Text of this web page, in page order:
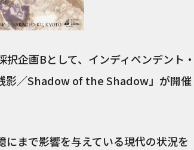
企画Bとして、インディペンデント・
影／Shadow of the Shadow」が開催
まで影響を与えている現代の状況を